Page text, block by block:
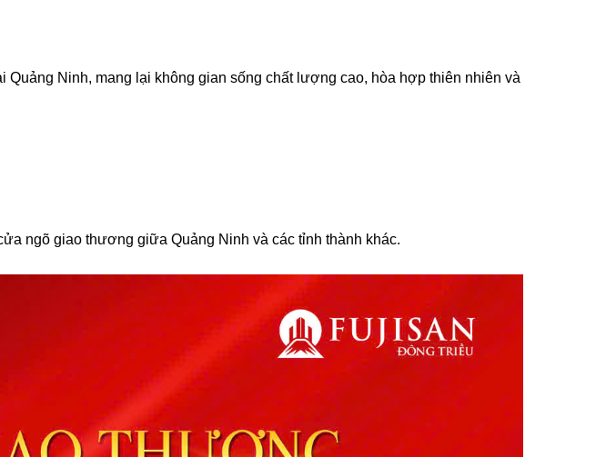
Ninh, mang lại không gian sống chất lượng cao, hòa hợp thiên nhiên và
ngõ giao thương giữa Quảng Ninh và các tỉnh thành khác.